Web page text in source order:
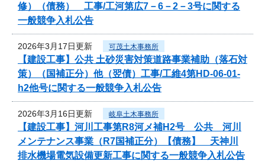
修）（債務） 工事/工河第広7－6－2－3号に関する
一般競争入札公告
2026年3月17日更新 可茂土木事務所
【建設工事】公共 土砂災害対策道路事業補助（落石対
策）（国補正分）他（翌債）工事/工維4第HD-06-01-
h2他号に関する一般競争入札公告
2026年3月16日更新 岐阜土木事務所
【建設工事】河川工事第R8河メ補H2号 公共 河川
メンテナンス事業（R7国補正分）【債務】 天神川
排水機場電気設備更新工事に関する一般競争入札公告